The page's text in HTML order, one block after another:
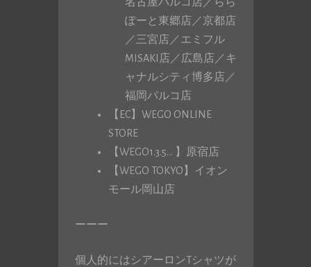
ぽーと東郷店／京都店
／三宮店／エミフル
MISAKI店／広島店／キ
ャナルシティ博多店／
福岡パルコ店
【EC】WEGO ONLINE
STORE
【WEGO1.3.5… 】原宿店
【WEGO TOKYO】イオン
モール岡山店
ーーー
個人的にはシアーロンTシャツが